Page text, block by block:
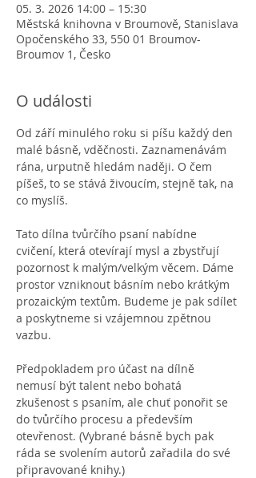
05. 3. 2026 14:00 – 15:30
Městská knihovna v Broumově, Stanislava
Opočenského 33, 550 01 Broumov-
Broumov 1, Česko
O události
Od září minulého roku si píšu každý den
malé básně, vděčnosti. Zaznamenávám
rána, urputně hledám naději. O čem
píšeš, to se stává živoucím, stejně tak, na
co myslíš.
Tato dílna tvůrčího psaní nabídne
cvičení, která otevírají mysl a zbystřují
pozornost k malým/velkým věcem. Dáme
prostor vzniknout básním nebo krátkým
prozaickým textům. Budeme je pak sdílet
a poskytneme si vzájemnou zpětnou
vazbu.
Předpokladem pro účast na dílně
nemusí být talent nebo bohatá
zkušenost s psaním, ale chuť ponořit se
do tvůrčího procesu a především
otevřenost. (Vybrané básně bych pak
ráda se svolením autorů zařadila do své
připravované knihy.)